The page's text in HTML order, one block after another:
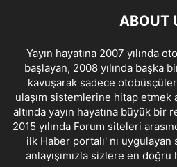
ABOUT
Yayın hayatına 2007 yılında
başlayan, 2008 yılında başka
kavuşarak sadece
ulaşım sistemlerine hitap etmek
altında yayın hayatına büyük bir
2015 yılında Forum siteleri
ilk Haber portalı' nı
anlayışımızla sizlere en